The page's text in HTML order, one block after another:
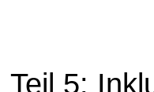
Teil 5: